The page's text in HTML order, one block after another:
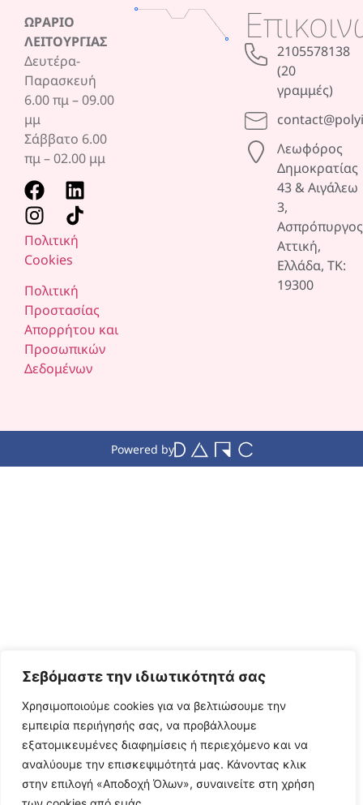
Σεβόμαστε την ιδιωτικότητά σας
Χρησιμοποιούμε cookies για να βελτιώσουμε την
εμπειρία περιήγησής σας, να προβάλλουμε
εξατομικευμένες διαφημίσεις ή περιεχόμενο και να
αναλύουμε την επισκεψιμότητά μας. Κάνοντας κλικ
στην επιλογή «Αποδοχή Όλων», συναινείτε στη χρήση
ΩΡΑΡΙΟ
ΛΕΙΤΟΥΡΓΙΑΣ
Δευτέρα-
Παρασκευή
6.00 πμ – 09.00
μμ
Σάββατο 6.00
πμ –02.00 μμ
Πολιτική
Cookies
Πολιτική
Προστασίας
Απορρήτου και
Προσωπικών
Δεδομένων
2105578138
(20
γραμμές)
Λεωφόρος
Δημοκρατίας
43 & Αιγάλεω
3,
Αττική,
Ελλάδα, ΤΚ:
19300
Powered by